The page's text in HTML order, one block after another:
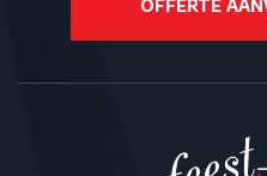
OFFERTE